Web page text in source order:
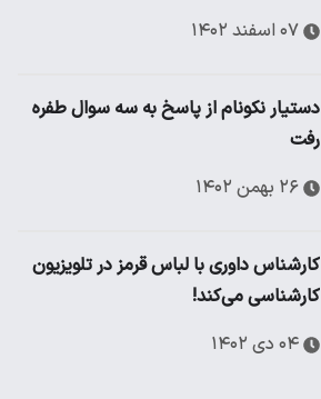
۰۷ اسفند ۱۴۰۲
دستیار نکونام از پاسخ به سه سوال طفره
رفت
۲۶ بهمن ۱۴۰۲
کارشناس داوری با لباس قرمز در تلویزیون
کارشناسی می‌کند!
۰۴ دی ۱۴۰۲